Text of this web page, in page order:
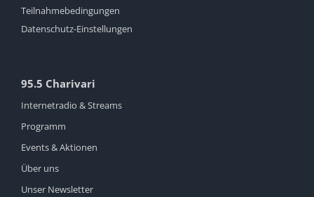
Teilnahmebedingungen
Datenschutz-Einstellungen
95.5 Charivari
Internetradio & Streams
Programm
Events & Aktionen
Über uns
Unser Newsletter